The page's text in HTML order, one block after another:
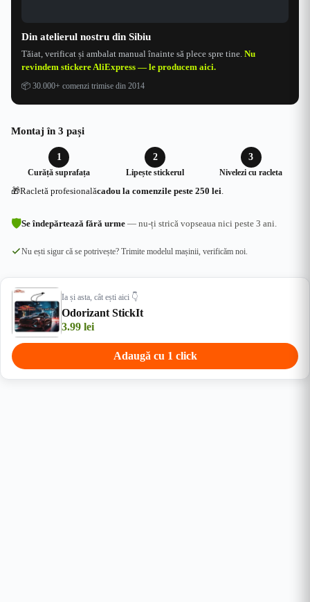
Din atelierul nostru din Sibiu
Tăiat, verificat și ambalat manual înainte să plece spre tine. Nu
revindem stickere AliExpress — le producem aici.
📦 30.000+ comenzi trimise din 2014
Montaj în 3 pași
1
Curăță suprafața
2
Lipește stickerul
3
Nivelezi cu racleta
🎁Racletă profesionalăcadou la comenzile peste 250 lei
🛡Se îndepărtează fără urme — nu-ți strică vopseaua nici peste 3 ani.
Nu ești sigur că se potrivește? Trimite modelul mașinii, verificăm noi.
Ia și asta, cât ești aici 👇
Odorizant StickIt
3.99 lei
Adaugă cu 1 click